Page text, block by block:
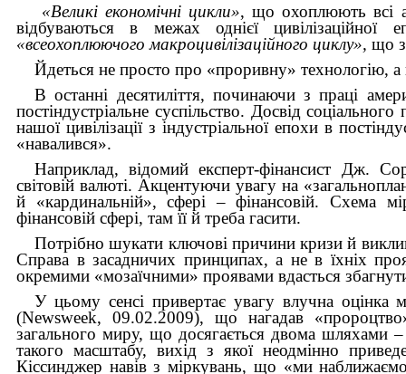
«Великі економічні цикли», що охоплюють всі
відбуваються в межах однієї
«всеохоплюючого макроцивілізаційного циклу», що
Йдеться не просто про «проривну» технологію,
В останні десятиліття, починаючи з праці
постіндустріальне суспільство. Досвід
нашої цивілізації з індустріальної епохи в
«навалився».
Наприклад, відомий експерт-фінансист Дж.
світовій валюті. Акцентуючи увагу на
й «кардинальній», сфері – фінансовій. Схема
фінансовій сфері, там її й треба гасити.
Потрібно шукати ключові причини кризи й
Справа в засадничих принципах, а не в їхніх
окремими «мозаїчними» проявами вдасться
У цьому сенсі привертає увагу влучна оцінка
(Newsweek, 09.02.2009), що нагадав
загального миру, що досягається двома шляхами
такого масштабу, вихід з якої неодмінно
Кіссинджер навів з міркувань, що «ми